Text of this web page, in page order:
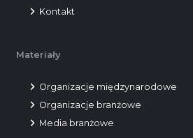
Kontakt
Materiały
Organizacje międzynarodowe
Organizacje branżowe
Media branżowe